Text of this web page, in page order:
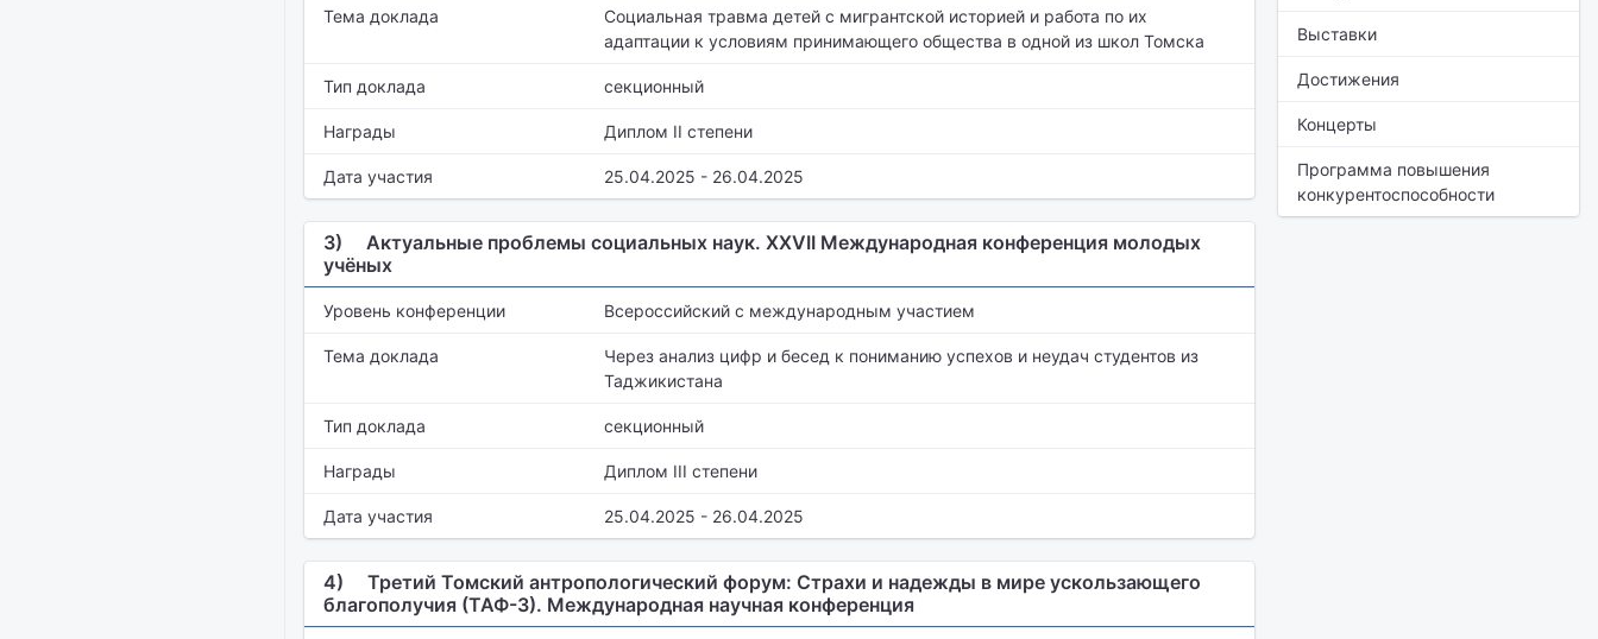
Тема доклада
Социальная травма детей с мигрантской историей и работа по их
адаптации к условиям принимающего общества в одной из школ Томска
Тип доклада секционный
Награды Диплом II степени
Дата участия 25.04.2025 - 26.04.2025
3)
Актуальные проблемы социальных наук. XXVII Международная конференция молодых
учёных
Уровень конференции Всероссийский с международным участием
Тема доклада
Через анализ цифр и бесед к пониманию успехов и неудач студентов из
Таджикистана
Тип доклада секционный
Награды Диплом III степени
Дата участия 25.04.2025 - 26.04.2025
4)
Третий Томский антропологический форум: Страхи и надежды в мире ускользающего
благополучия (ТАФ-3). Международная научная конференция
Выставки
Достижения
Концерты
Программа повышения
конкурентоспособности